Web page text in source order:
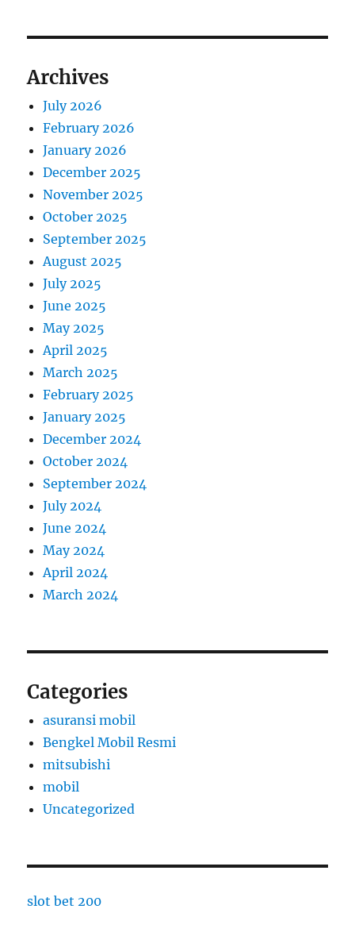
Archives
July 2026
February 2026
January 2026
December 2025
November 2025
October 2025
September 2025
August 2025
July 2025
June 2025
May 2025
April 2025
March 2025
February 2025
January 2025
December 2024
October 2024
September 2024
July 2024
June 2024
May 2024
April 2024
March 2024
Categories
asuransi mobil
Bengkel Mobil Resmi
mitsubishi
mobil
Uncategorized
slot bet 200